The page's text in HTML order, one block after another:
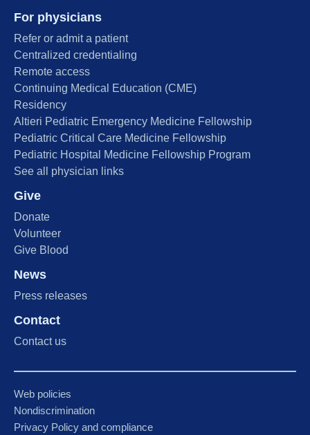
For physicians
Refer or admit a patient
Centralized credentialing
Remote access
Continuing Medical Education (CME)
Residency
Altieri Pediatric Emergency Medicine Fellowship
Pediatric Critical Care Medicine Fellowship
Pediatric Hospital Medicine Fellowship Program
See all physician links
Give
Donate
Volunteer
Give Blood
News
Press releases
Contact
Contact us
Web policies
Nondiscrimination
Privacy Policy and compliance